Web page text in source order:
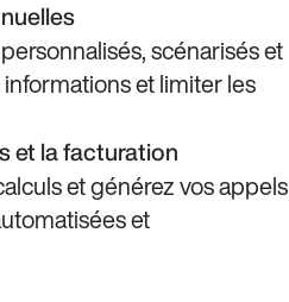
scénarisés et
et limiter les
et la facturation
et générez vos appels
et